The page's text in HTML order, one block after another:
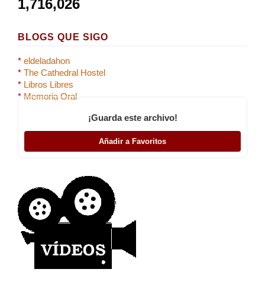
1,716,026
BLOGS QUE SIGO
* eldeladahon
* The Cathedral Hostel
* Libros Libres
* Memoria Oral
¡Guarda este archivo!
Añadir a Favoritos